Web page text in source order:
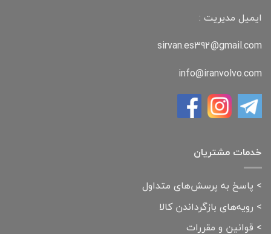
ایمیل مدیریت :
sirvan.es392@gmail.com
info@iranvolvo.com
خدمات مشتریان
> پاسخ به پرسش‌های متداول
> رویه‌های بازگرداندن کالا
> قوانین و مقررات